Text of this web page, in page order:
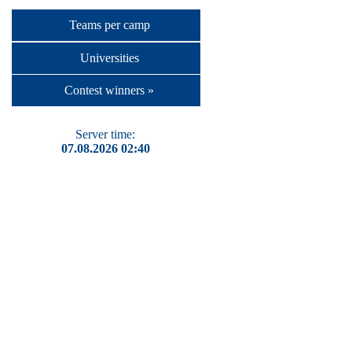
Teams per camp
Universities
Contest winners »
Server time:
07.08.2026 02:40